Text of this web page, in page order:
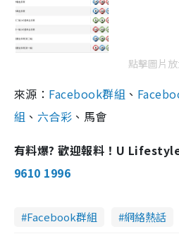
點擊圖片
來源： Facebook群組 、
組 、 六合彩 、馬會
有料爆? 歡迎報料！U
9610 1996
Facebook群組 網絡熱話